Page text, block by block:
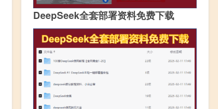
DeepSeek全套部署资料免费下载